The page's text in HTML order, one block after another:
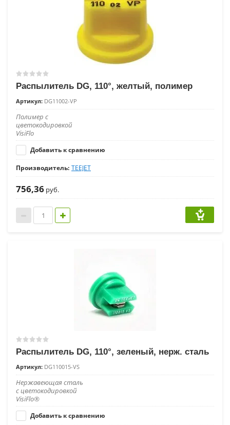
Распылитель DG, 110°, желтый, полимер
Артикул: DG11002-VP
Полимер с
цветокодировкой
VisiFlo
Добавить к сравнению
Производитель: TEEJET
756,36 руб.
Распылитель DG, 110°, зеленый, нерж. сталь
Артикул: DG110015-VS
Нержавеющая сталь
с цветокодировкой
VisiFlo®
Добавить к сравнению